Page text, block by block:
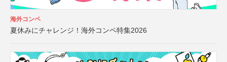
海外コンペ
夏休みにチャレンジ！海外コンペ特集2026